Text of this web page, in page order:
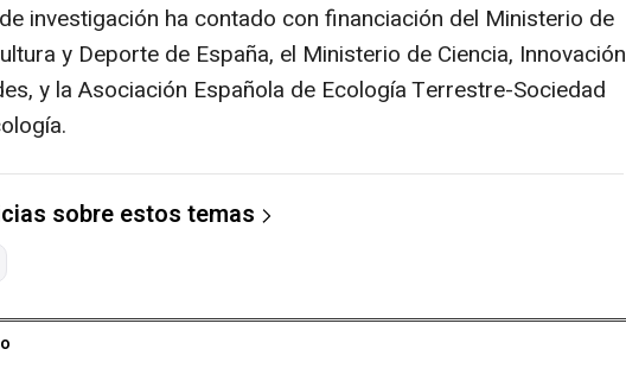
investigación ha contado con financiación del Ministerio de
y Deporte de España, el Ministerio de Ciencia, Innovación
y la Asociación Española de Ecología Terrestre-Sociedad
sobre estos temas